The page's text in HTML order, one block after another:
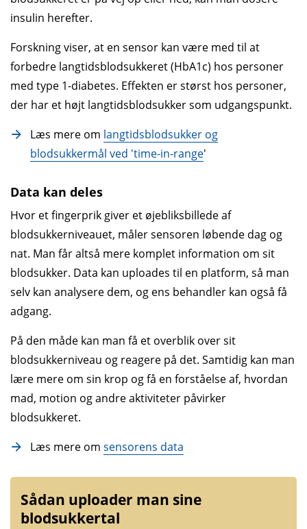
insulin herefter.
Forskning viser, at en sensor kan være med til at
forbedre langtidsblodsukkeret (HbA1c) hos personer
med type 1-diabetes. Effekten er størst hos personer,
der har et højt langtidsblodsukker som udgangspunkt.
Læs mere om langtidsblodsukker og
blodsukkermål ved 'time-in-range'
Data kan deles
Hvor et fingerprik giver et øjebliksbillede af
blodsukkerniveauet, måler sensoren løbende dag og
nat. Man får altså mere komplet information om sit
blodsukker. Data kan uploades til en platform, så man
selv kan analysere dem, og ens behandler kan også få
adgang.
På den måde kan man få et overblik over sit
blodsukkerniveau og reagere på det. Samtidig kan man
lære mere om sin krop og få en forståelse af, hvordan
mad, motion og andre aktiviteter påvirker
blodsukkeret.
Læs mere om sensorens data
Sådan uploader man sine
blodsukkertal